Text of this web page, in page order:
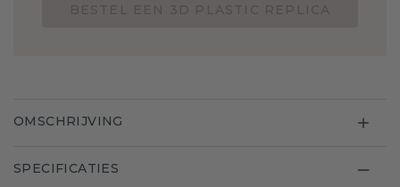
OMSCHRIJVING
SPECIFICATIES